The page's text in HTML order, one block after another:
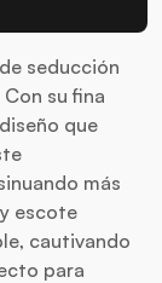
seducción
su fina
que
más
escote
cautivando
para